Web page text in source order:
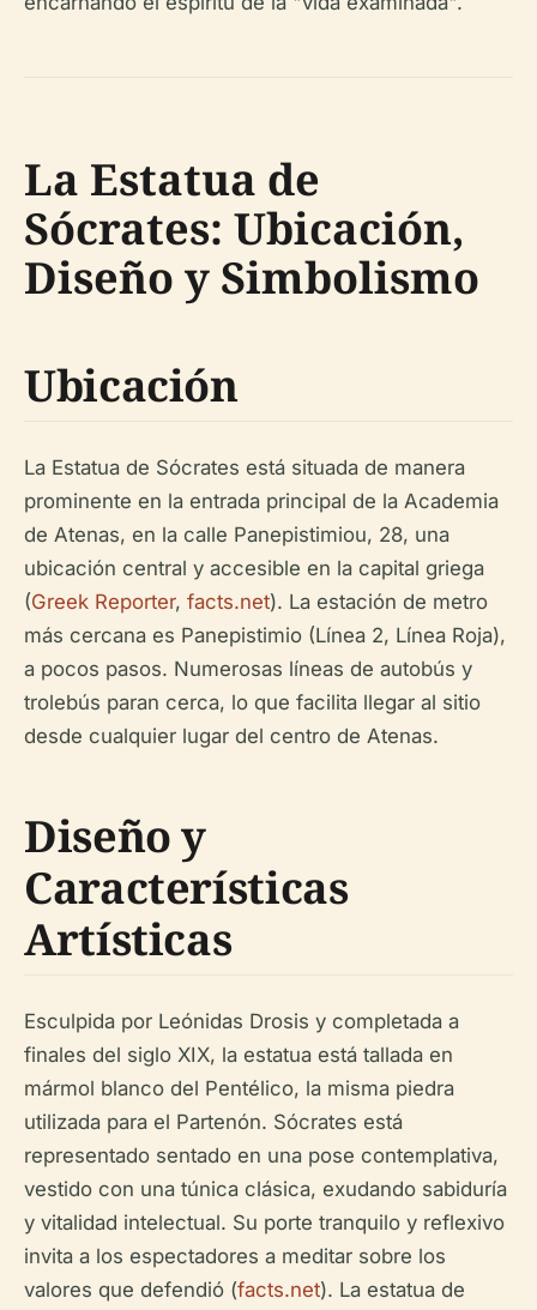
La Estatua de
Sócrates: Ubicación,
Diseño y Simbolismo
Ubicación
La Estatua de Sócrates está situada de manera
prominente en la entrada principal de la Academia
de Atenas, en la calle Panepistimiou, 28, una
ubicación central y accesible en la capital griega
(Greek Reporter, facts.net). La estación de metro
más cercana es Panepistimio (Línea 2, Línea Roja),
a pocos pasos. Numerosas líneas de autobús y
trolebús paran cerca, lo que facilita llegar al sitio
desde cualquier lugar del centro de Atenas.
Diseño y
Características
Artísticas
Esculpida por Leónidas Drosis y completada a
finales del siglo XIX, la estatua está tallada en
mármol blanco del Pentélico, la misma piedra
utilizada para el Partenón. Sócrates está
representado sentado en una pose contemplativa,
vestido con una túnica clásica, exudando sabiduría
y vitalidad intelectual. Su porte tranquilo y reflexivo
invita a los espectadores a meditar sobre los
valores que defendió (facts.net). La estatua de